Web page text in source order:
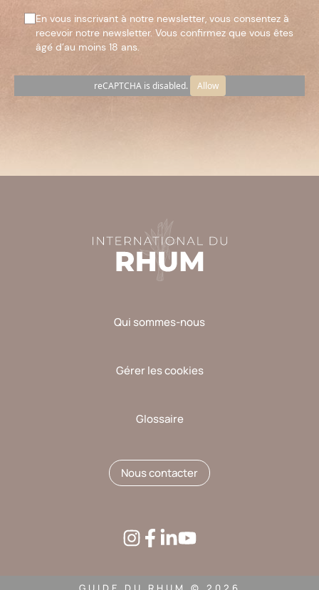
En vous inscrivant à notre newsletter, vous consentez à
recevoir notre newsletter. Vous confirmez que vous êtes
âgé d’au moins 18 ans.
reCAPTCHA is disabled. Allow
vide.
Qui sommes-nous
Gérer les cookies
Glossaire
Nous contacter